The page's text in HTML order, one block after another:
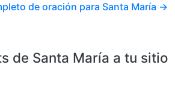
de oración para Santa María →
de Santa María a tu sitio